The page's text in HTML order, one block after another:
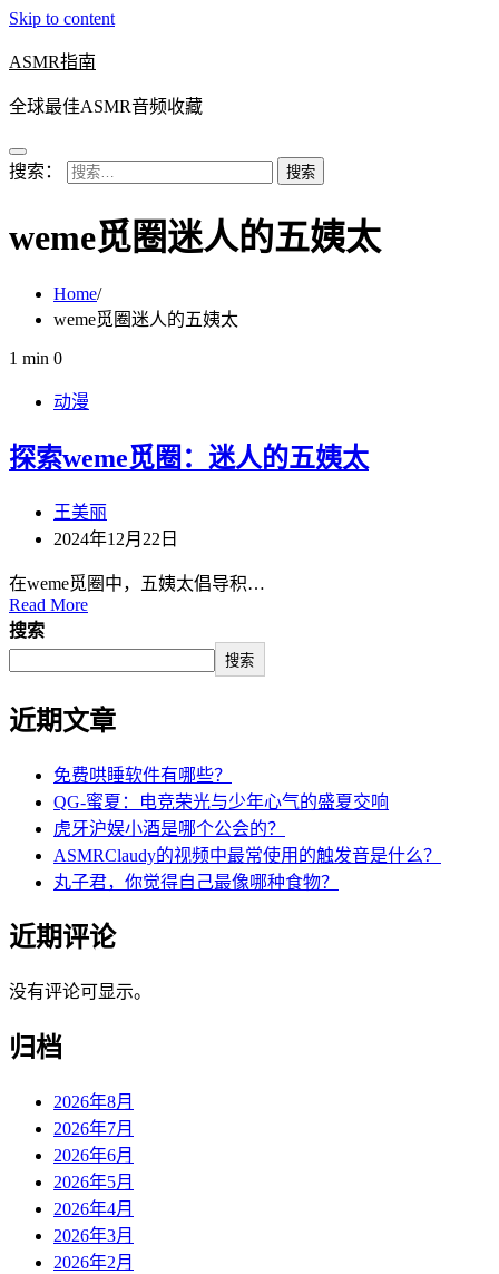
Skip to content
ASMR指南
全球最佳ASMR音频收藏
搜索：
weme觅圈迷人的五姨太
Home
weme觅圈迷人的五姨太
1 min 0
动漫
探索weme觅圈：迷人的五姨太
王美丽
2024年12月22日
在weme觅圈中，五姨太倡导积…
Read More
搜索
搜索
近期文章
免费哄睡软件有哪些？
QG-蜜夏：电竞荣光与少年心气的盛夏交响
虎牙沪娱小酒是哪个公会的？
ASMRClaudy的视频中最常使用的触发音是什么？
丸子君，你觉得自己最像哪种食物？
近期评论
没有评论可显示。
归档
2026年8月
2026年7月
2026年6月
2026年5月
2026年4月
2026年3月
2026年2月